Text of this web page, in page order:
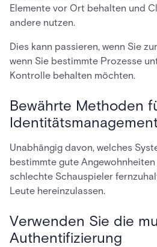
Elemente vor Ort behalten und
andere nutzen.
Dies kann passieren, wenn Sie
wenn Sie bestimmte Prozesse
Kontrolle behalten möchten.
Bewährte Methoden
Unabhängig davon, welches
bestimmte gute
schlechte Schauspieler
Leute hereinzulassen.
Verwenden Sie die
Authentifizierung